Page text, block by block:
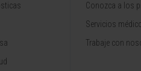
Conozca a los
Servicios
Trabaje con